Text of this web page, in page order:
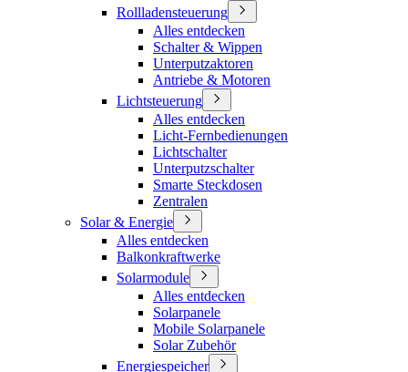
Rollladensteuerung
Alles entdecken
Schalter & Wippen
Unterputzaktoren
Antriebe & Motoren
Lichtsteuerung
Alles entdecken
Licht-Fernbedienungen
Lichtschalter
Unterputzschalter
Smarte Steckdosen
Zentralen
Solar & Energie
Alles entdecken
Balkonkraftwerke
Solarmodule
Alles entdecken
Solarpanele
Mobile Solarpanele
Solar Zubehör
Energiespeicher